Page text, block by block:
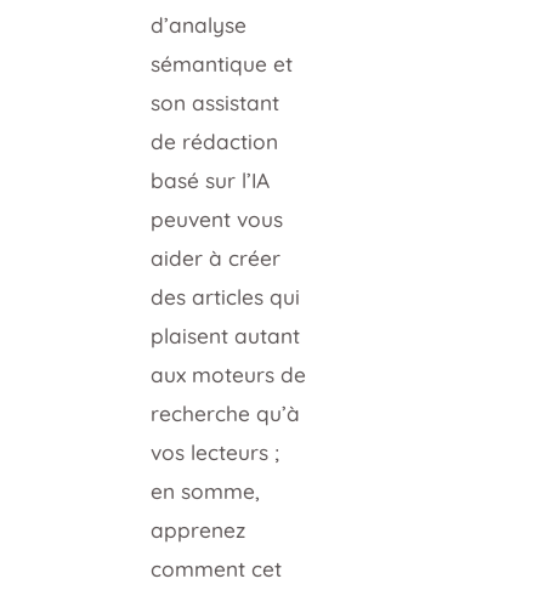
d’analyse
sémantique et
son assistant
de rédaction
basé sur l’IA
peuvent vous
aider à créer
des articles qui
plaisent autant
aux moteurs de
recherche qu’à
vos lecteurs ;
en somme,
apprenez
comment cet